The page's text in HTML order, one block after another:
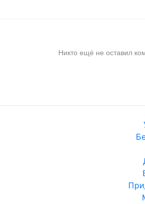
Никто ещё не оставил